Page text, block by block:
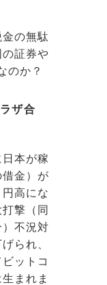
の無駄
証券や
のか？
ザ合
本が稼
金）が
高にな
撃（同
不況対
られ、
ットコ
まれま